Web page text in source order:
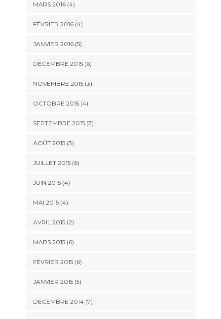
MARS 2016(4)
FÉVRIER 2016(4)
JANVIER 2016(5)
DÉCEMBRE 2015(6)
NOVEMBRE 2015(3)
OCTOBRE 2015(4)
SEPTEMBRE 2015(3)
AOÛT 2015(3)
JUILLET 2015(6)
JUIN 2015(4)
MAI 2015(4)
AVRIL 2015(2)
MARS 2015(6)
FÉVRIER 2015(6)
JANVIER 2015(5)
DÉCEMBRE 2014(7)